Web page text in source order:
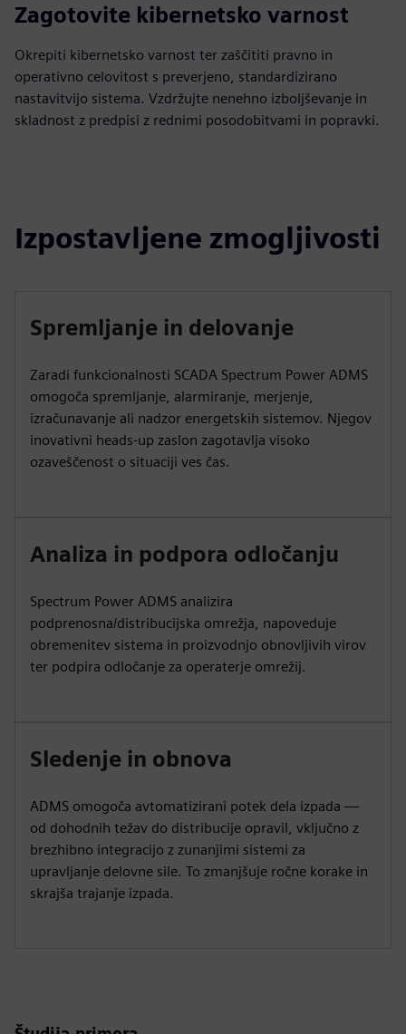
Zagotovite kibernetsko varnost
Okrepiti kibernetsko varnost ter zaščititi pravno in
operativno celovitost s preverjeno, standardizirano
nastavitvijo sistema. Vzdržujte nenehno izboljševanje in
skladnost z predpisi z rednimi posodobitvami in popravki.
Izpostavljene zmogljivosti
Spremljanje in delovanje
Zaradi funkcionalnosti SCADA Spectrum Power ADMS
omogoča spremljanje, alarmiranje, merjenje,
izračunavanje ali nadzor energetskih sistemov. Njegov
inovativni heads-up zaslon zagotavlja visoko
ozaveščenost o situaciji ves čas.
Analiza in podpora odločanju
Spectrum Power ADMS analizira
podprenosna/distribucijska omrežja, napoveduje
obremenitev sistema in proizvodnjo obnovljivih virov
ter podpira odločanje za operaterje omrežij.
Sledenje in obnova
ADMS omogoča avtomatizirani potek dela izpada —
od dohodnih težav do distribucije opravil, vključno z
brezhibno integracijo z zunanjimi sistemi za
upravljanje delovne sile. To zmanjšuje ročne korake in
skrajša trajanje izpada.